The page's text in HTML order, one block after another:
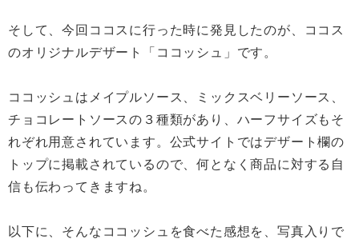
そして、今回ココスに行った時に発見したのが、ココス
のオリジナルデザート「ココッシュ」です。
ココッシュはメイプルソース、ミックスベリーソース、
チョコレートソースの３種類があり、ハーフサイズもそ
れぞれ用意されています。公式サイトではデザート欄の
トップに掲載されているので、何となく商品に対する自
信も伝わってきますね。
以下に、そんなココッシュを食べた感想を、写真入りで